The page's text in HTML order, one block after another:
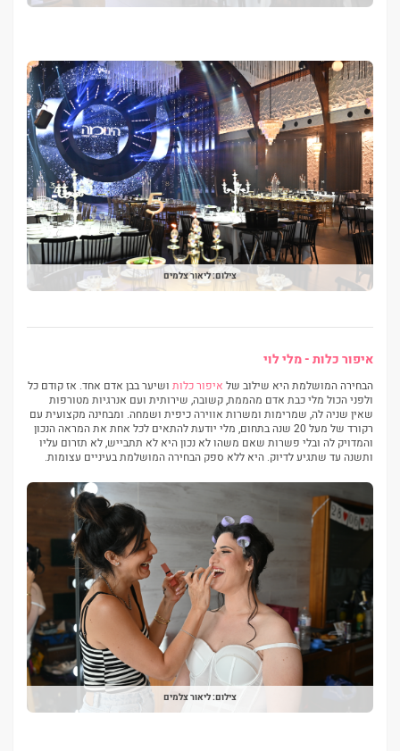
צילום: ליאור צלמים
איפור כלות - מלי לוי
הבחירה המושלמת היא שילוב של איפור כלות ושיער בבן אדם אחד. אז קודם כל
ולפני הכול מלי כבת אדם מהממת, קשובה, שירותית ועם אנרגיות מטורפות
שאין שניה לה, שמרימות ומשרות אווירה כיפית ושמחה. ומבחינה מקצועית עם
רקורד של מעל 20 שנה בתחום, מלי יודעת להתאים לכל אחת את המראה הנכון
והמדויק לה ובלי פשרות שאם משהו לא נכון היא לא תתבייש, לא תזרום עליו
ותשנה עד שתגיע לדיוק. היא ללא ספק הבחירה המושלמת בעיניים עצומות.
צילום: ליאור צלמים